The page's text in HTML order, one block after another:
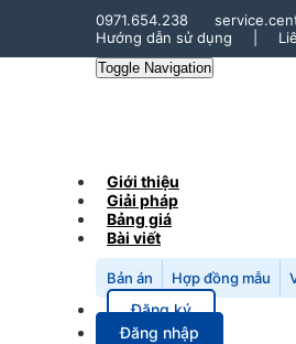
0971.654.238
Hướng dẫn sử dụng
Toggle Navigation
Giới thiệu
Giải pháp
Bảng giá
Bài viết
Bản án Hợp đồng mẫu
Đăng ký
Đăng nhập